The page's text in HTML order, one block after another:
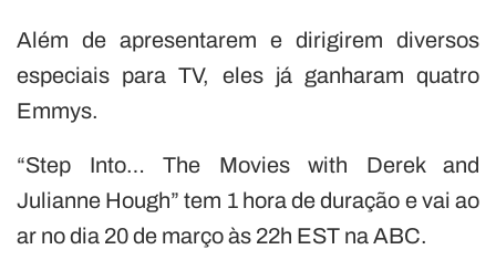
Além de apresentarem e dirigirem diversos
especiais para TV, eles já ganharam quatro
Emmys.
“Step Into… The Movies with Derek and
Julianne Hough” tem 1 hora de duração e vai ao
ar no dia 20 de março às 22h EST na ABC.